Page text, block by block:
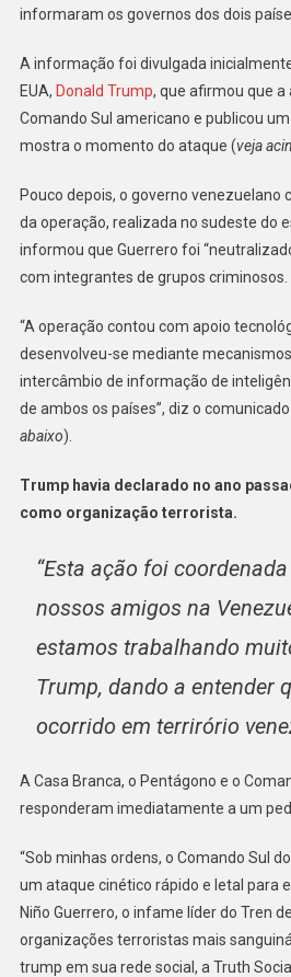
informaram os governos dos dois
A informação foi divulgada
EUA, Donald Trump, que afirmou que
Comando Sul americano e publicou
mostra o momento do ataque (veja
Pouco depois, o governo venezuelano
da operação, realizada no sudeste do
informou que Guerrero foi
com integrantes de grupos criminosos.
“A operação contou com apoio
desenvolveu-se mediante
intercâmbio de informação de
de ambos os países”, diz o
abaixo).
Trump havia declarado no ano
como organização terrorista.
“Esta ação foi
nossos amigos na
estamos trabalhando
Trump, dando a entender
ocorrido em terrirório
A Casa Branca, o Pentágono e o
responderam imediatamente a um
“Sob minhas ordens, o Comando Sul
um ataque cinético rápido e letal para
Niño Guerrero, o infame líder do Tren
organizações terroristas mais
trump em sua rede social, a Truth